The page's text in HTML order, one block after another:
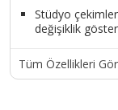
Stüdyo
değişiklik
Tüm Özellikleri Gör